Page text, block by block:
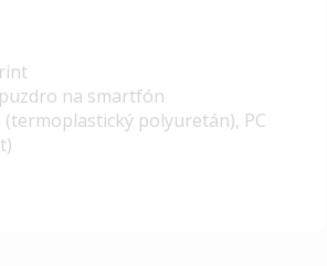
na smartfón
(termoplastický polyuretán), PC